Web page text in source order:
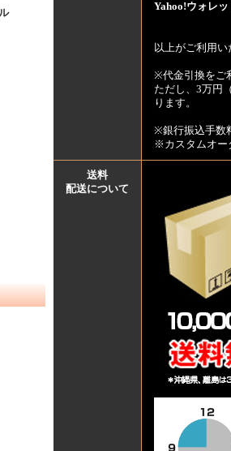
Yahoo!ウォレ
以上がご利用い
※代金引換をご
ただし、3万円
ります。
※銀行振込手数
※カスタムオー
送料
配送について